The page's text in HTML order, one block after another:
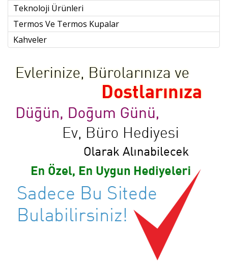
Teknoloji Ürünleri
Termos Ve Termos Kupalar
Kahveler